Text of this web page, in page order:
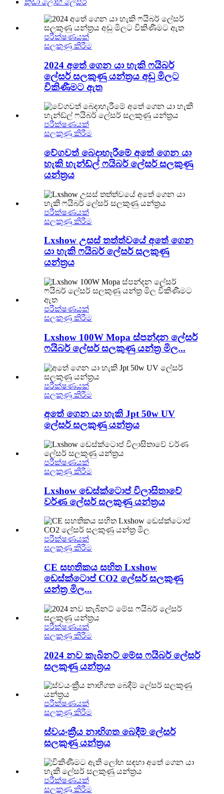
පරීක්ෂණයක්
සලකුණු කිරීම
2024 අතේ ගෙන යා හැකි ෆයිබර්
ලේසර් සලකුණු යන්ත්‍රය අඩු මිලට
විකිණීමට ඇත
පරීක්ෂණයක්
සලකුණු කිරීම
වේගවත් බෙදාහැරීමේ අතේ ගෙන යා
හැකි හැන්ඩ්ල් ෆයිබර් ලේසර් සලකුණු
යන්ත්‍රය
පරීක්ෂණයක්
සලකුණු කිරීම
Lxshow උසස් තත්ත්වයේ අතේ ගෙන
යා හැකි ෆයිබර් ලේසර් සලකුණු
යන්ත්‍රය
පරීක්ෂණයක්
සලකුණු කිරීම
Lxshow 100W Mopa ස්පන්දන ලේසර්
ෆයිබර් ලේසර් සලකුණු යන්ත්‍ර මිල...
පරීක්ෂණයක්
සලකුණු කිරීම
අතේ ගෙන යා හැකි Jpt 50w UV
ලේසර් සලකුණු යන්ත්‍රය
පරීක්ෂණයක්
සලකුණු කිරීම
Lxshow ඩෙස්ක්ටොප් විලාසිතාවේ
වර්ණ ලේසර් සලකුණු යන්ත්‍රය
පරීක්ෂණයක්
සලකුණු කිරීම
CE සහතිකය සහිත Lxshow
ඩෙස්ක්ටොප් CO2 ලේසර් සලකුණු
යන්ත්‍ර මිල...
පරීක්ෂණයක්
සලකුණු කිරීම
2024 නව කැබිනට් මේස ෆයිබර් ලේසර්
සලකුණු යන්ත්‍රය
පරීක්ෂණයක්
සලකුණු කිරීම
ස්වයංක්‍රීය නාභිගත බෙදීම් ලේසර්
සලකුණු යන්ත්‍රය
පරීක්ෂණයක්
සලකුණු කිරීම